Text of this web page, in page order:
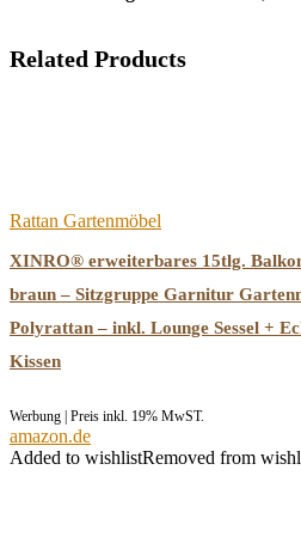
Related Products
Rattan Gartenmöbel
XINRO® erweiterbares 15tlg.
braun – Sitzgruppe Garnitur
Polyrattan – inkl. Lounge Sessel +
Kissen
Werbung | Preis inkl. 19% MwST.
amazon.de
Added to wishlistRemoved from